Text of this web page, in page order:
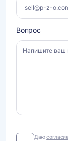
Вопрос
Даю
Даю